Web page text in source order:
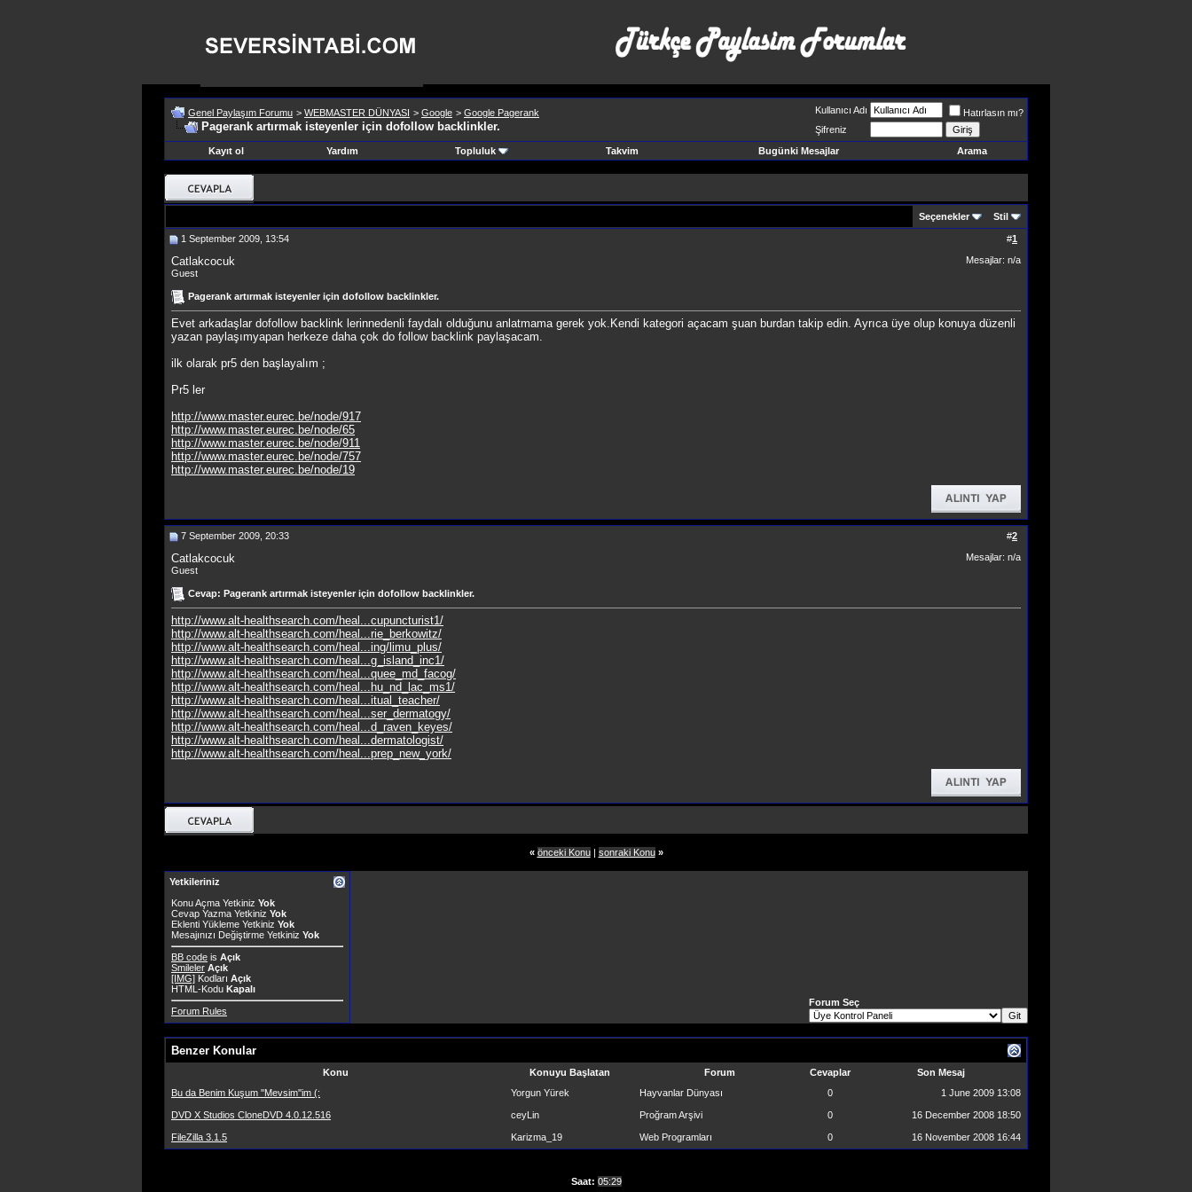
Genel Paylaşım Forumu > WEBMASTER DÜNYASI > Google > Google Pagerank
Pagerank artırmak isteyenler için dofollow backlinkler.
Kullanıcı Adı
Hatırlasın mı?
Şifreniz
Kayıt ol
Yardım Topluluk Takvim Bugünki Mesajlar Arama
Seçenekler Stil
#1
1 September 2009, 13:54
Catlakcocuk
Guest
Mesajlar: n/a
Pagerank artırmak isteyenler için dofollow backlinkler.
Evet arkadaşlar dofollow backlink lerinnedenli faydalı olduğunu anlatmama gerek yok.Kendi kategori açacam şuan burdan takip edin. Ayrıca üye olup konuya düzenli
yazan paylaşımyapan herkeze daha çok do follow backlink paylaşacam.
ilk olarak pr5 den başlayalım ;
Pr5 ler
http://www.master.eurec.be/node/917
http://www.master.eurec.be/node/65
http://www.master.eurec.be/node/911
http://www.master.eurec.be/node/757
http://www.master.eurec.be/node/19
#2
7 September 2009, 20:33
Catlakcocuk
Guest
Mesajlar: n/a
Cevap: Pagerank artırmak isteyenler için dofollow backlinkler.
http://www.alt-healthsearch.com/heal...cupuncturist1/
http://www.alt-healthsearch.com/heal...rie_berkowitz/
http://www.alt-healthsearch.com/heal...ing/limu_plus/
http://www.alt-healthsearch.com/heal...g_island_inc1/
http://www.alt-healthsearch.com/heal...quee_md_facog/
http://www.alt-healthsearch.com/heal...hu_nd_lac_ms1/
http://www.alt-healthsearch.com/heal...itual_teacher/
http://www.alt-healthsearch.com/heal...ser_dermatogy/
http://www.alt-healthsearch.com/heal...d_raven_keyes/
http://www.alt-healthsearch.com/heal...dermatologist/
http://www.alt-healthsearch.com/heal...prep_new_york/
« önceki Konu| sonraki Konu »
Yetkileriniz
Konu Açma Yetkiniz Yok
Cevap Yazma Yetkiniz Yok
Eklenti Yükleme Yetkiniz Yok
Mesajınızı Değiştirme Yetkiniz Yok
BB code is Açık
Smileler Açık
[IMG] Kodları Açık
HTML-Kodu Kapalı
Forum Rules
Forum Seç
Benzer Konular
Konu Konuyu Başlatan Forum Cevaplar
Son Mesaj
Bu da Benim Kuşum ''Mevsim''im (:
Yorgun Yürek Hayvanlar Dünyası 0 1 June 2009 13:08
DVD X Studios CloneDVD 4.0.12.516 ceyLin Proğram Arşivi 0 16 December 2008 18:50
FileZilla 3.1.5 Karizma_19 Web Programları 0 16 November 2008 16:44
Saat: 05:29